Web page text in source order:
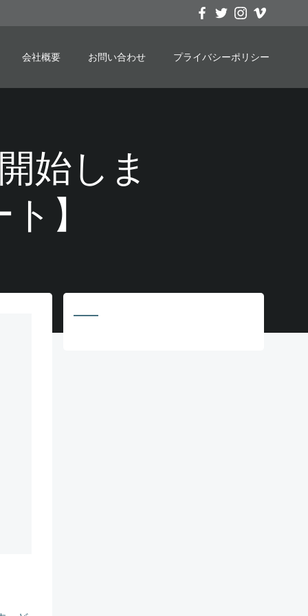
会社概要 お問い合わせ プライバシーポリシー
始しま
】